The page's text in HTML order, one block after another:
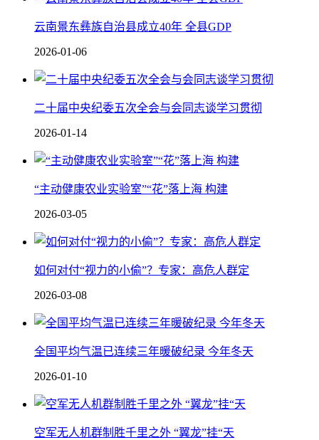
云南景东彝族自治县成立40年 全县GDP
2026-01-06
二十届中央纪委五次全会与会同志谈学习贯彻
2026-01-14
“主动健康农业实验室”“花”落上海 构建
2026-03-05
如何对付“视力的小偷”？专家：高危人群定
2026-03-08
全国平均气温已连续三年暖破纪录 今年冬天
2026-01-10
空军无人机群制胜千里之外 “翼龙”挂“天